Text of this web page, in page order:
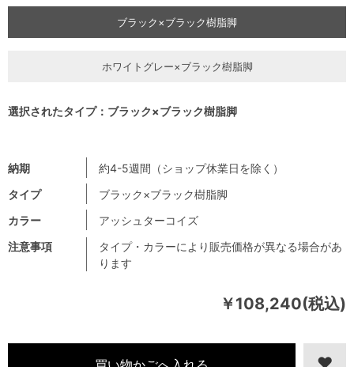
￥108,240(税込)
注意事項
タイプ・カラーにより販売価格が異なる場合があ
ります
納期
約4-5週間（ショップ休業日を除く）
タイプ
ブラック×ブラック樹脂脚
カラー
アッシュターコイズ
ブラック×ブラック樹脂脚
ホワイトグレー×ブラック樹脂脚
選択されたタイプ：ブラック×ブラック樹脂脚